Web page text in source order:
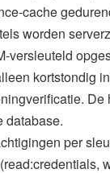
cache
worden
versleuteld
kortstondig
De
database.
per